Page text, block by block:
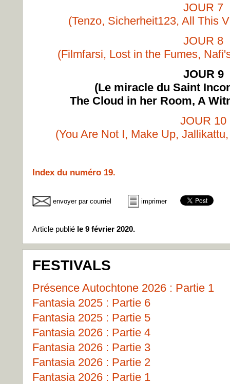
JOUR 7
(Tenzo, Sicherheit123, All This
JOUR 8
(Filmfarsi, Lost in the Fumes,
JOUR 9
(Le miracle du Saint
The Cloud in her Room, A
JOUR 10
(You Are Not I, Make Up,
Index du numéro 19.
envoyer par courriel imprimer
Article publié le 9 février 2020.
FESTIVALS
Présence Autochtone 2026 : Partie 1
Fantasia 2025 : Partie 6
Fantasia 2025 : Partie 5
Fantasia 2026 : Partie 4
Fantasia 2026 : Partie 3
Fantasia 2026 : Partie 2
Fantasia 2026 : Partie 1